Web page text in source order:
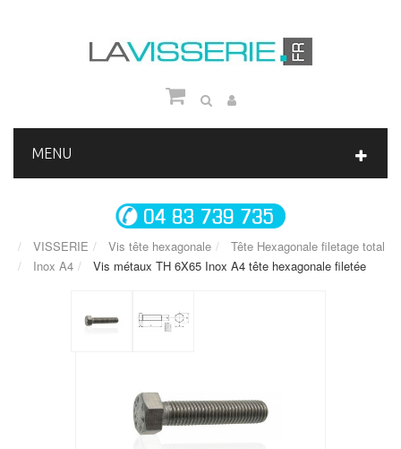
MENU
VISSERIE Vis tête hexagonale
Tête Hexagonale filetage total
Inox A4
Vis métaux TH 6X65 Inox A4 tête hexagonale filetée